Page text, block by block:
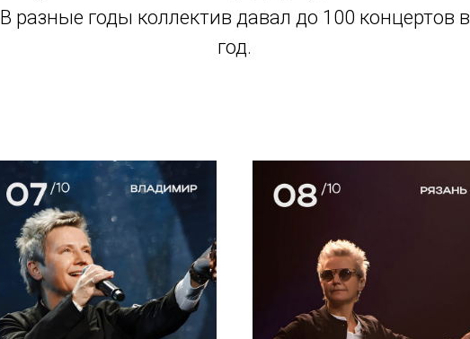
В разные годы коллектив давал до 100 концертов в
год.